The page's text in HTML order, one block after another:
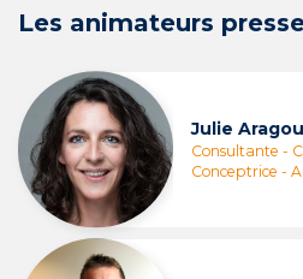
Les animateurs
Julie Aragou
Consultante -
Conceptrice -